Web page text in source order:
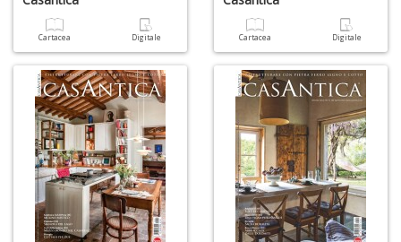
Cartacea Digitale Cartacea Digitale